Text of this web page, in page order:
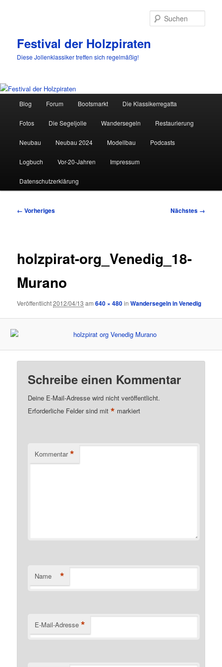
Festival der Holzpiraten
Diese Jollenklassiker treffen sich regelmäßig!
Zum
primären
Inhalt
springen
Blog Forum Bootsmarkt Die Klassikerregatta
Fotos Die Segeljolle Wandersegeln Restaurierung
Neubau Neubau 2024 Modellbau Podcasts
Logbuch Vor-20-Jahren Impressum
Datenschutzerklärung
Bilder-
← Vorheriges Nächstes →
holzpirat-org_Venedig_18-
Murano
Veröffentlicht2012/04/13 am640 × 480inWandersegeln in Venedig
Schreibe einen Kommentar
Deine E-Mail-Adresse wird nicht veröffentlicht.
Erforderliche Felder sind mit* markiert
Kommentar *
Name *
E-Mail-Adresse *